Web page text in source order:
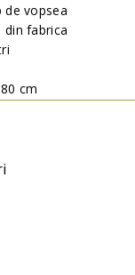
de vopsea
fabrica
cm